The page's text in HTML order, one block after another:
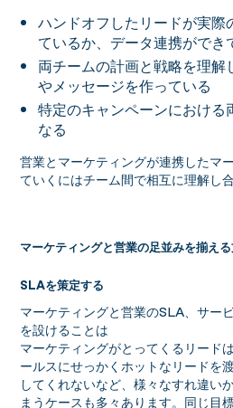
ハンドオフしたリードが実際
ているか、データ連携ができ
両チームの計画と戦略を理解
やメッセージを作っている
特定のキャンペーンにおける
なる
営業とマーケティングが連携したマ
ていくにはチーム間で相互に理解し
マーケティングと営業の足並みを揃え
SLAを策定する
マーケティングと営業のSLA、サー
を設けることは
マーケティングがとってくるリード
ールスにせっかくホットなリードを
してくれないなど、様々なすれ違い
まうケースも多々あります。同じ目